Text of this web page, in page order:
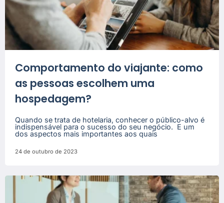
Comportamento do viajante: como
as pessoas escolhem uma
hospedagem?
Quando se trata de hotelaria, conhecer o público-alvo é
indispensável para o sucesso do seu negócio. E um
dos aspectos mais importantes aos quais
24 de outubro de 2023